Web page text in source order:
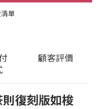
單
顧客評價
復刻版如梭